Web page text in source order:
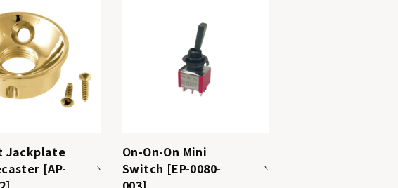
Jackplate
[AP-
On-On-On Mini
Switch [EP-0080-